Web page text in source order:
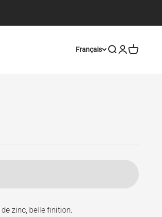
Français Ouvrir la
Ouvrir le
Voir le
de zinc, belle finition.